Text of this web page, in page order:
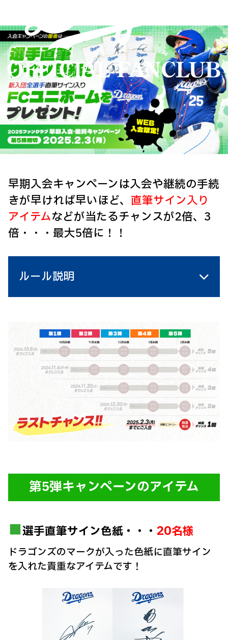
早期入会キャンペーンは入会や継続の手続
きが早ければ早いほど、 直筆サイン入り
アイテムなどが当たるチャンスが2倍、3
倍・・・最大5倍に！！
ルール説明
第5弾キャンペーンのアイテム
選手直筆サイン色紙・・・ 20名様
ドラゴンズのマークが入った色紙に直筆サイン
を入れた貴重なアイテムです！